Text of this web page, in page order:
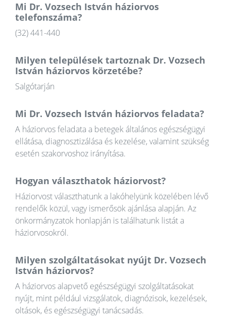
Mi Dr. Vozsech István háziorvos
telefonszáma?
(32) 441-440
Milyen települések tartoznak Dr. Vozsech
István háziorvos körzetébe?
Salgótarján
Mi Dr. Vozsech István háziorvos feladata?
A háziorvos feladata a betegek általános egészségügyi
ellátása, diagnosztizálása és kezelése, valamint szükség
esetén szakorvoshoz irányítása.
Hogyan választhatok háziorvost?
Háziorvost választhatunk a lakóhelyünk közelében lévő
rendelők közül, vagy ismerősök ajánlása alapján. Az
önkormányzatok honlapján is találhatunk listát a
háziorvosokról.
Milyen szolgáltatásokat nyújt Dr. Vozsech
István háziorvos?
A háziorvos alapvető egészségügyi szolgáltatásokat
nyújt, mint például vizsgálatok, diagnózisok, kezelések,
oltások, és egészségügyi tanácsadás.